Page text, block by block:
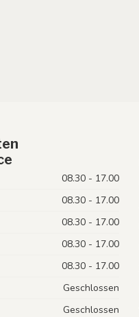
08.30 - 17.00
08.30 - 17.00
08.30 - 17.00
08.30 - 17.00
08.30 - 17.00
Geschlossen
Geschlossen